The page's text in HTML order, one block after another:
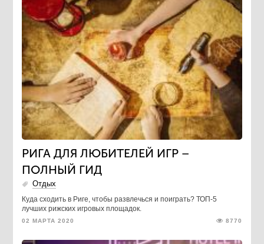
РИГА ДЛЯ ЛЮБИТЕЛЕЙ ИГР –
ПОЛНЫЙ ГИД
Отдых
Куда сходить в Риге, чтобы развлечься и поиграть? ТОП-5
лучших рижских игровых площадок.
02 МАРТА 2020 8770